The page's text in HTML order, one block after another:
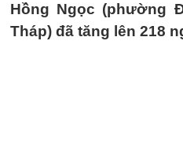
Hồng Ngọc (phường
Tháp) đã tăng lên 218